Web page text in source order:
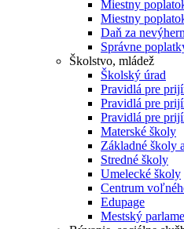
Miestny
Miestny
Daň za
Správne
Školstvo, mládež
Školský úrad
Pravidlá pre
Pravidlá pre
Pravidlá pre
Materské školy
Základné školy
Stredné školy
Umelecké školy
Centrum
Edupage
Mestský